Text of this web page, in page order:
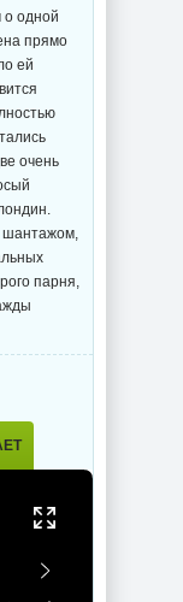
о одной
прямо
ей
очень
шантажом,
парня,